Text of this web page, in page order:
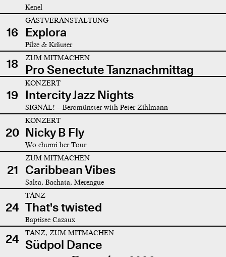
Kenel
16
GASTVERANSTALTUNG
Explora
Pilze & Kräuter
18 ZUM MITMACHEN
Pro Senectute Tanznachmittag
19
KONZERT
Intercity Jazz Nights
SIGNAL! – Beromünster with Peter Zihlmann
20
KONZERT
Nicky B Fly
Wo chumi her Tour
21
ZUM MITMACHEN
Caribbean Vibes
Salsa, Bachata, Merengue
24
TANZ
That's twisted
Baptiste Cazaux
24 TANZ, ZUM MITMACHEN
Südpol Dance